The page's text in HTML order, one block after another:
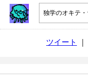
ツイート